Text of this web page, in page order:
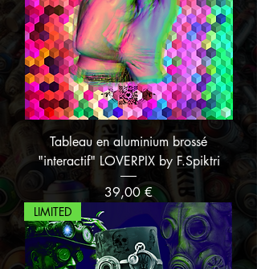
Tableau en aluminium brossé
"interactif" LOVERPIX by F.Spiktri
Prix
39,00 €
LIMITED